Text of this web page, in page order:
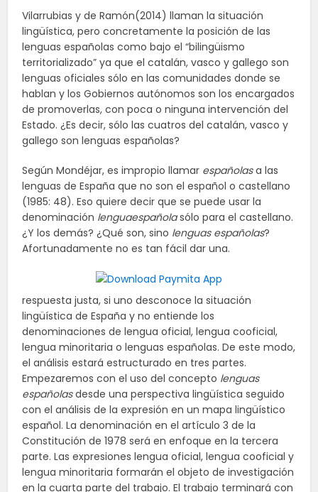
Vilarrubias y de Ramón(2014) llaman la situación
lingüística, pero concretamente la posición de las
lenguas españolas como bajo el “bilingüismo
territorializado” ya que el catalán, vasco y gallego son
lenguas oficiales sólo en las comunidades donde se
hablan y los Gobiernos autónomos son los encargados
de promoverlas, con poca o ninguna intervención del
Estado. ¿Es decir, sólo las cuatros del catalán, vasco y
gallego son lenguas españolas?
Según Mondéjar, es impropio llamar españolasa las
lenguas de España que no son el español o castellano
(1985: 48). Eso quiere decir que se puede usar la
denominación lenguaespañolasólo para el castellano.
¿Y los demás? ¿Qué son, sino lenguas españolas?
Afortunadamente no es tan fácil dar una.
respuesta justa, si uno desconoce la situación
lingüística de España y no entiende los
denominaciones de lengua oficial, lengua cooficial,
lengua minoritaria o lenguas españolas. De este modo,
el análisis estará estructurado en tres partes.
Empezaremos con el uso del concepto lenguas
españolasdesde una perspectiva lingüística seguido
con el análisis de la expresión en un mapa lingüístico
español. La denominación en el artículo 3 de la
Constitución de 1978 será en enfoque en la tercera
parte. Las expresiones lengua oficial, lengua cooficial y
lengua minoritaria formarán el objeto de investigación
en la cuarta parte del trabajo. El trabajo terminará con